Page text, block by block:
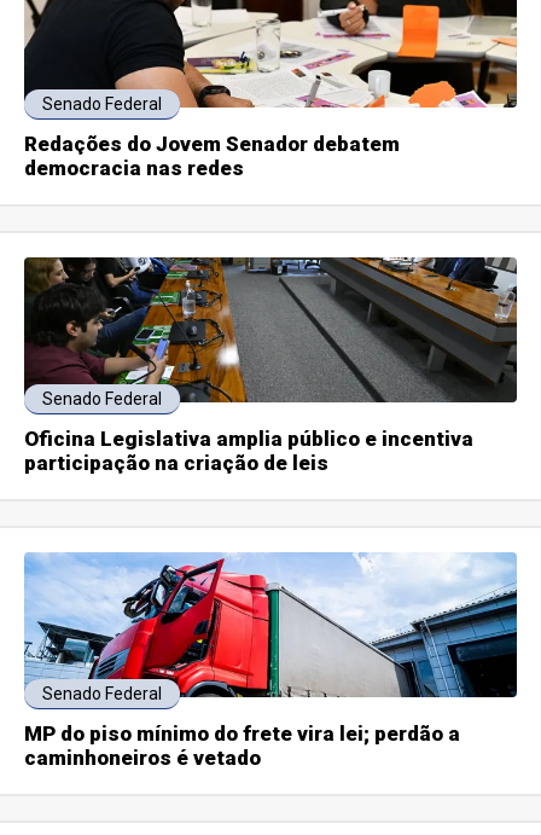
Senado Federal
Redações do Jovem Senador debatem
democracia nas redes
Senado Federal
Oficina Legislativa amplia público e incentiva
participação na criação de leis
Senado Federal
MP do piso mínimo do frete vira lei; perdão a
caminhoneiros é vetado